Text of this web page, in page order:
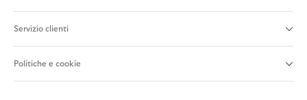
Servizio clienti
Politiche e cookie